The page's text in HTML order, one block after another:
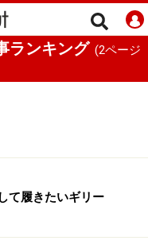
ランキング (2ページ
て履きたいギリー